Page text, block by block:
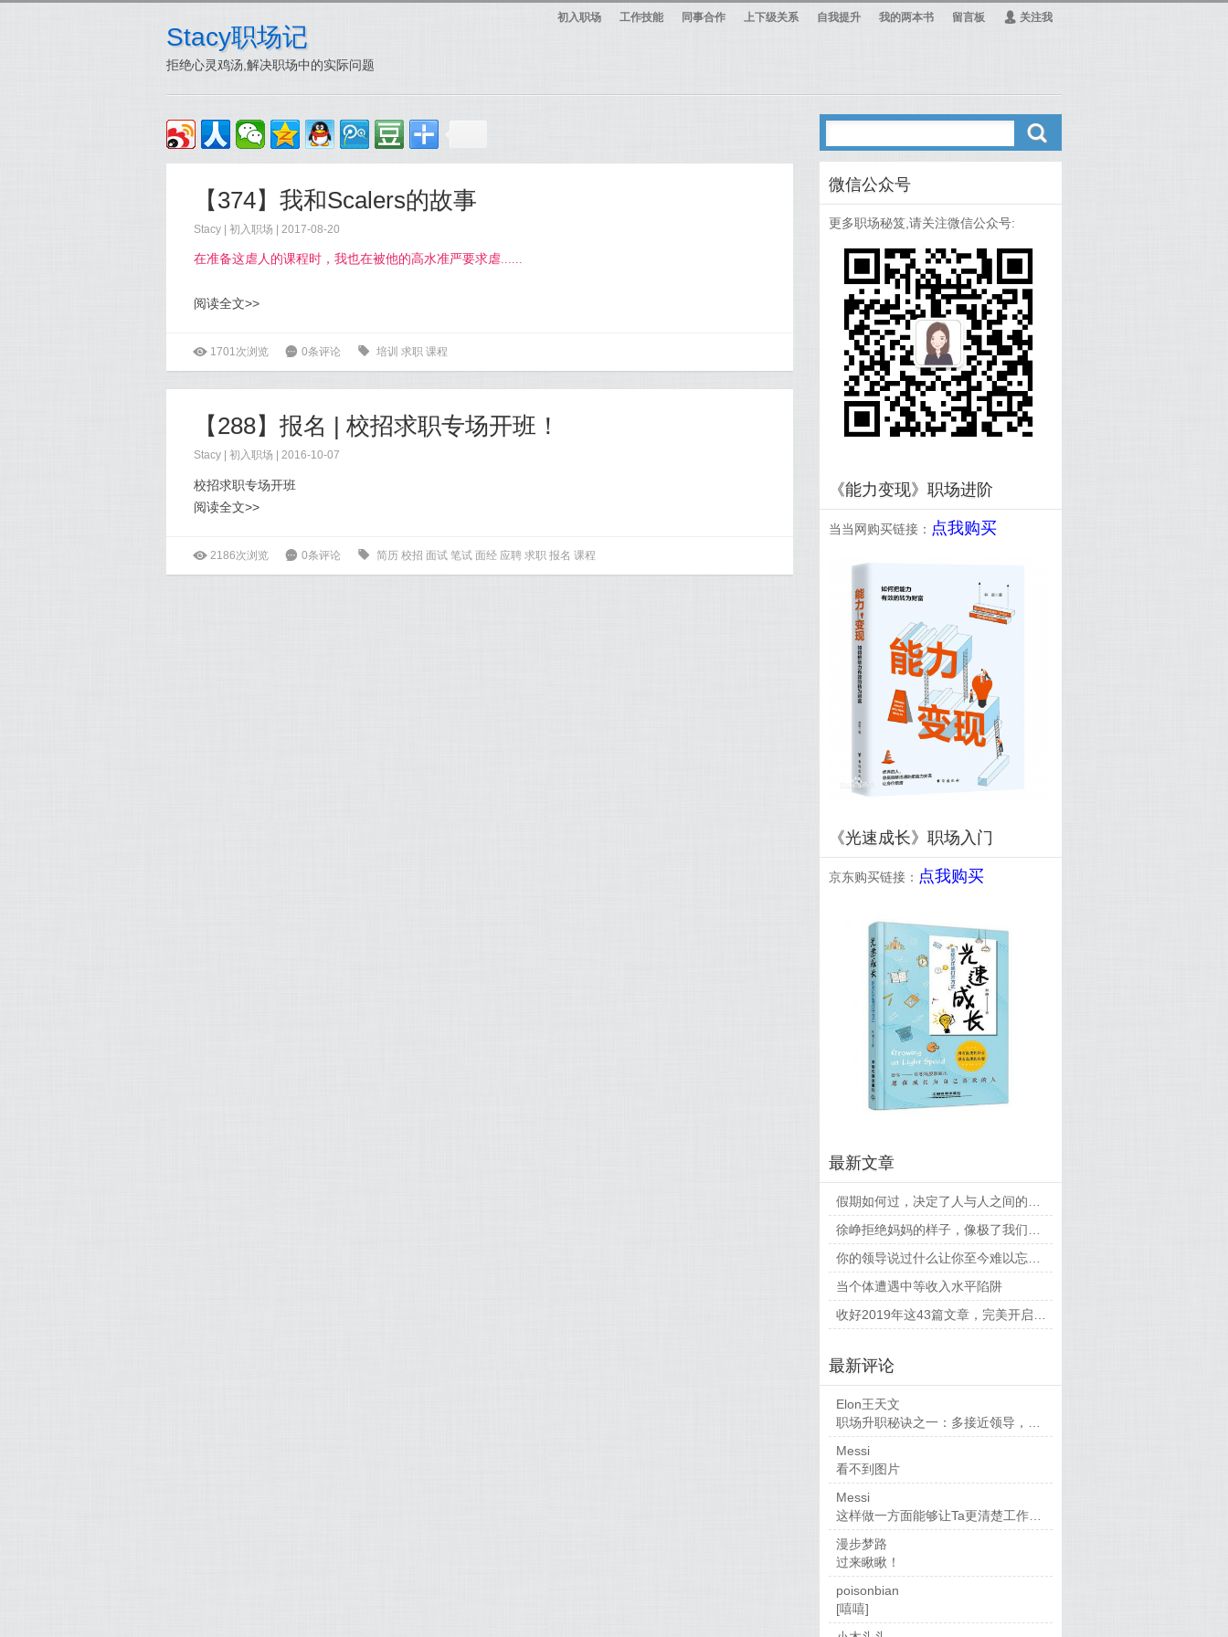
Stacy职场记
拒绝心灵鸡汤,解决职场中的实际问题
初入职场 工作技能 同事合作 上下级关系 自我提升 我的两本书 留言板 Ą 关注我
【374】我和Scalers的故事
Stacy 初入职场 | 2017-08-20
在准备这虐人的课程时，我也在被他的高水准严要求虐......
阅读全文>>
ė 1701次浏览 6 0条评论 0 培训 求职 课程
【288】报名 | 校招求职专场开班！
Stacy 初入职场 | 2016-10-07
校招求职专场开班
阅读全文>>
ė 2186次浏览 6 0条评论 0 简历 校招 面试 笔试 面经 应聘 求职 报名 课程
ő
微信公众号
更多职场秘笈,请关注微信公众号:
《能力变现》职场进阶
当当网购买链接： 点我购买
《光速成长》职场入门
京东购买链接： 点我购买
最新文章
当个体遭遇中等收入水平陷阱
最新评论
Elon王天文
职场升职秘诀之一：多接近领导，当然，多做...
Messi
看不到图片
Messi
这样做一方面能够让Ta更清楚工作要求，也...
漫步梦路
过来瞅瞅！
poisonbian
[嘻嘻]